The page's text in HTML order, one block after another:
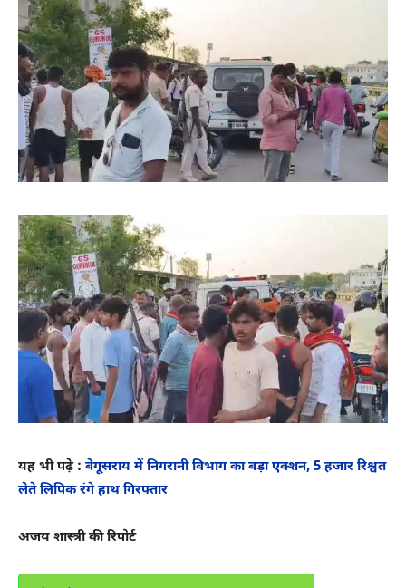
यह भी पढ़े : बेगूसराय में निगरानी विभाग का बड़ा एक्शन, 5 हजार रिश्वत
लेते लिपिक रंगे हाथ गिरफ्तार
अजय शास्त्री की रिपोर्ट